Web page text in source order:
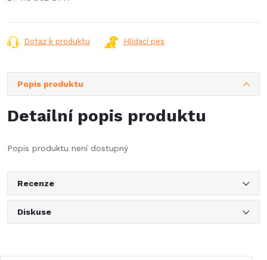
cena:
Dotaz k produktu Hlídací pes
Popis produktu
Detailní popis produktu
Popis produktu není dostupný
Recenze
Diskuse